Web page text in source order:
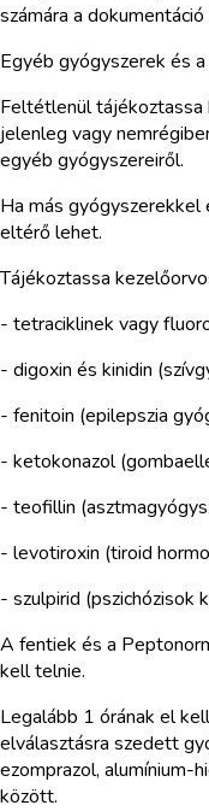
számára a
Egyéb gyógyszerek és
Feltétlenül
jelenleg vagy
egyéb gyógyszereiről.
Ha más
eltérő lehet.
Tájékoztassa
- tetraciklinek vagy
- digoxin és kinidin
- fenitoin (epilepszia
- ketokonazol
- teofillin
- levotiroxin (tiroid
- szulpirid (pszichózisok
A fentiek és a
kell telnie.
Legalább 1 órának el
elválasztásra szedett
ezomprazol, alumínium-
között.